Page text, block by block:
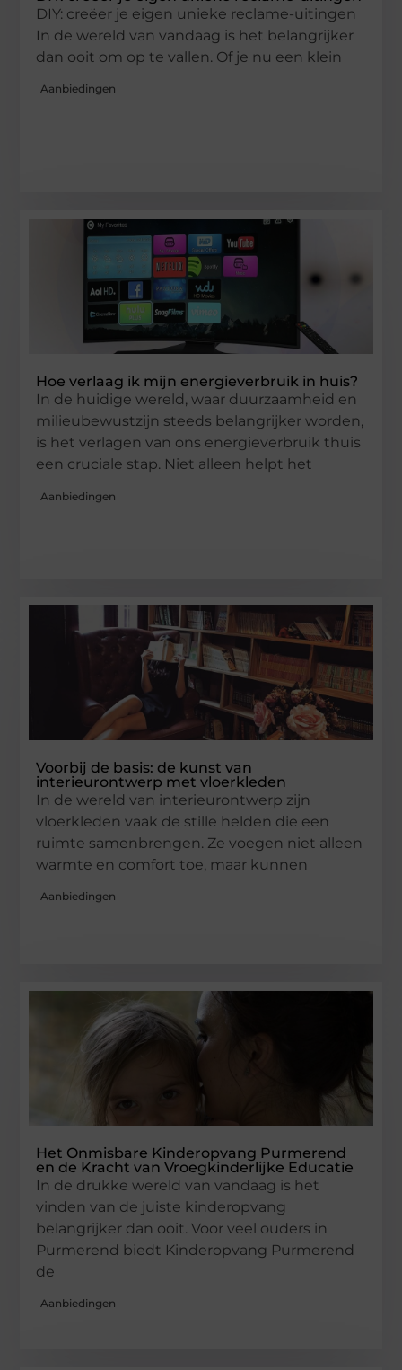
DIY: creëer je eigen unieke reclame-uitingen
In de wereld van vandaag is het belangrijker
dan ooit om op te vallen. Of je nu een klein
Aanbiedingen
Hoe verlaag ik mijn energieverbruik in huis?
In de huidige wereld, waar duurzaamheid en
milieubewustzijn steeds belangrijker worden,
is het verlagen van ons energieverbruik thuis
een cruciale stap. Niet alleen helpt het
Aanbiedingen
Voorbij de basis: de kunst van
interieurontwerp met vloerkleden
In de wereld van interieurontwerp zijn
vloerkleden vaak de stille helden die een
ruimte samenbrengen. Ze voegen niet alleen
warmte en comfort toe, maar kunnen
Aanbiedingen
Het Onmisbare Kinderopvang Purmerend
en de Kracht van Vroegkinderlijke Educatie
In de drukke wereld van vandaag is het
vinden van de juiste kinderopvang
belangrijker dan ooit. Voor veel ouders in
Purmerend biedt Kinderopvang Purmerend
de
Aanbiedingen